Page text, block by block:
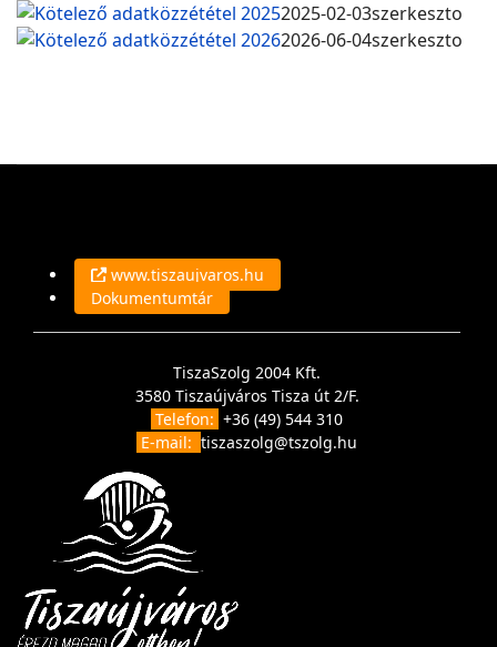
Kötelező adatközzététel 20252025-02-03szerkeszto
Kötelező adatközzététel 20262026-06-04szerkeszto
www.tiszaujvaros.hu
Dokumentumtár
TiszaSzolg 2004 Kft.
3580 Tiszaújváros Tisza út 2/F.
Telefon: +36 (49) 544 310
E-mail: tiszaszolg@tszolg.hu